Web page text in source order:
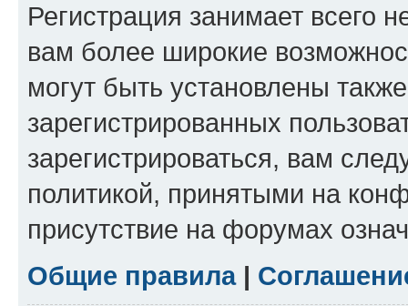
Регистрация занимает всего
вам более широкие
могут быть установлены
зарегистрированных
зарегистрироваться, вам
политикой, принятыми на
присутствие на форумах
Общие правила|